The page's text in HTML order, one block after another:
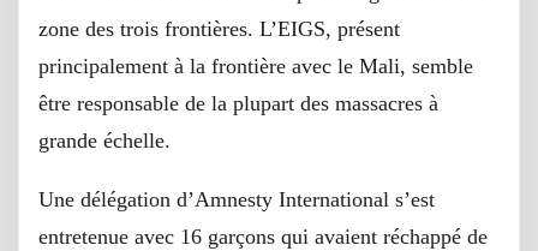
zone des trois frontières. L’EIGS, présent
principalement à la frontière avec le Mali, semble
être responsable de la plupart des massacres à
grande échelle.
Une délégation d’Amnesty International s’est
entretenue avec 16 garçons qui avaient réchappé de